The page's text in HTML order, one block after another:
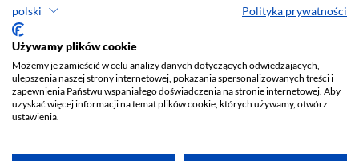
polski Polityka prywatności
Używamy plików cookie
Możemy je zamieścić w celu analizy danych dotyczących odwiedzających,
ulepszenia naszej strony internetowej, pokazania spersonalizowanych treści i
zapewnienia Państwu wspaniałego doświadczenia na stronie internetowej. Aby
uzyskać więcej informacji na temat plików cookie, których używamy, otwórz
ustawienia.